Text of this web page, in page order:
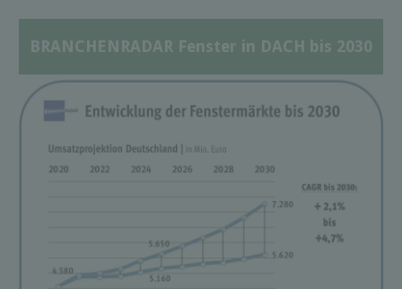
BRANCHENRADAR Fenster in DACH bis 2030